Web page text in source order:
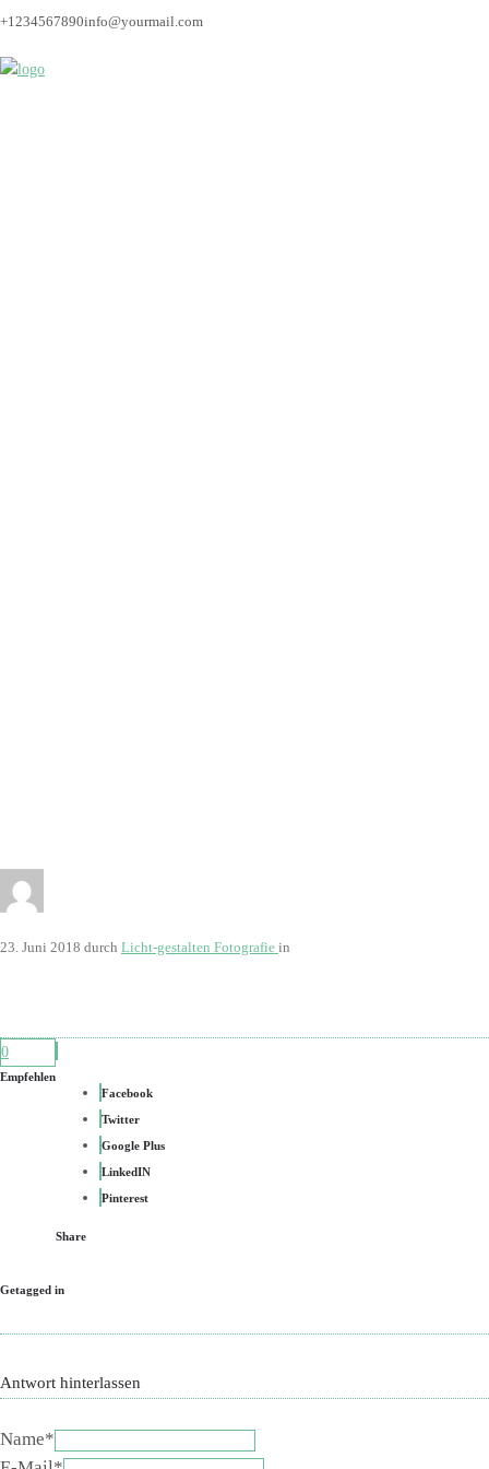
+1234567890info@yourmail.com
23. Juni 2018 durch Licht-gestalten Fotografie in
0
Empfehlen
Facebook
Twitter
Google Plus
LinkedIN
Pinterest
Share
Getagged in
Antwort hinterlassen
Name*